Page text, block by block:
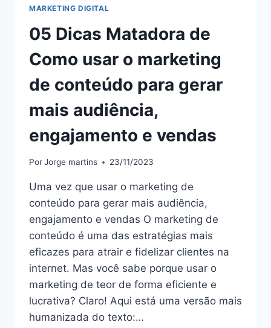
MARKETING DIGITAL
05 Dicas Matadora de
Como usar o marketing
de conteúdo para gerar
mais audiência,
engajamento e vendas
PorJorge martins 23/11/2023
Uma vez que usar o marketing de
conteúdo para gerar mais audiência,
engajamento e vendas O marketing de
conteúdo é uma das estratégias mais
eficazes para atrair e fidelizar clientes na
internet. Mas você sabe porque usar o
marketing de teor de forma eficiente e
lucrativa? Claro! Aqui está uma versão mais
humanizada do texto:…